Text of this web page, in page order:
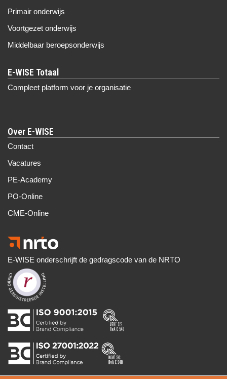
Primair onderwijs
Voortgezet onderwijs
Middelbaar beroepsonderwijs
Compleet platform voor je organisatie
Over E-WISE
Contact
Vacatures
PE-Academy
PO-Online
CME-Online
E-WISE onderschrijft de gedragscode van de NRTO